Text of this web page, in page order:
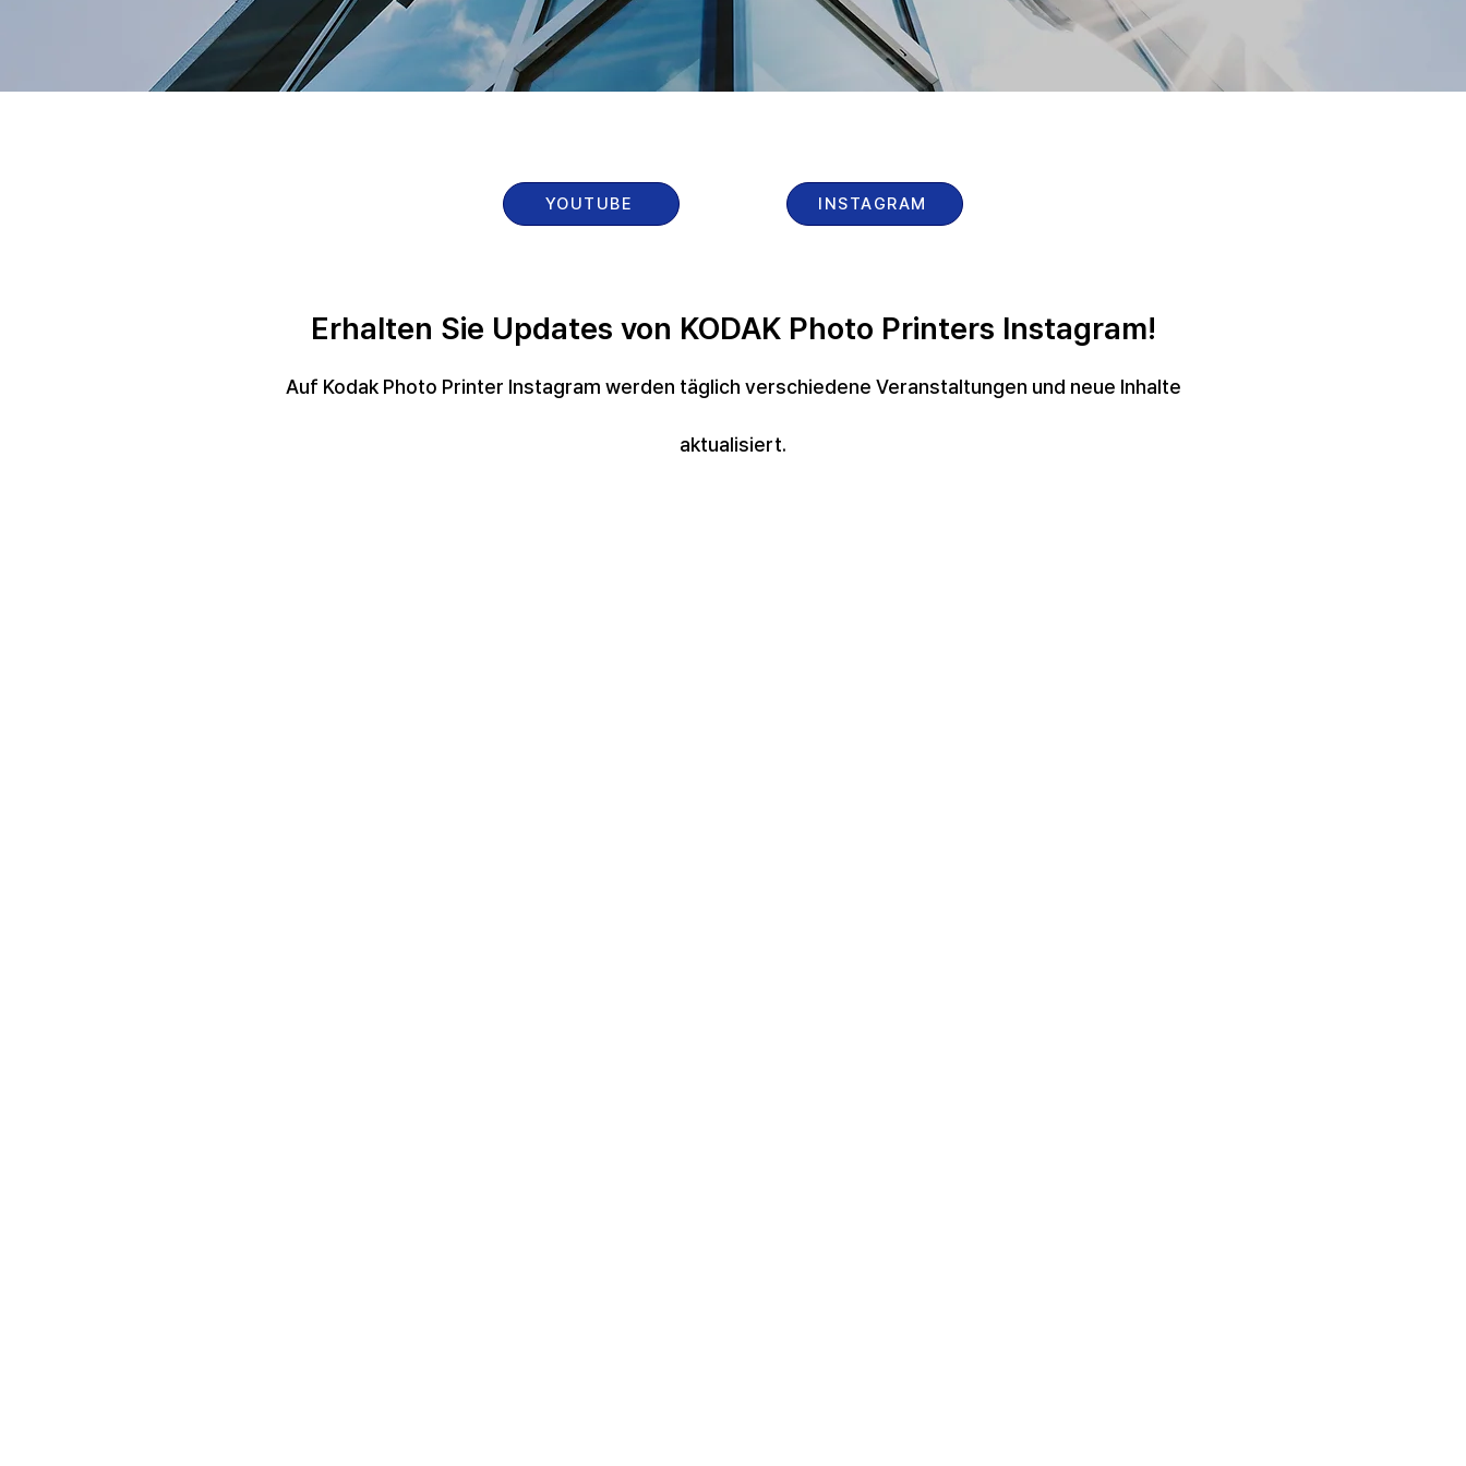
YOUTUBE INSTAGRAM
Erhalten Sie Updates von KODAK Photo Printers Instagram!
Auf Kodak Photo Printer Instagram werden täglich verschiedene Veranstaltungen und neue Inhalte
aktualisiert.